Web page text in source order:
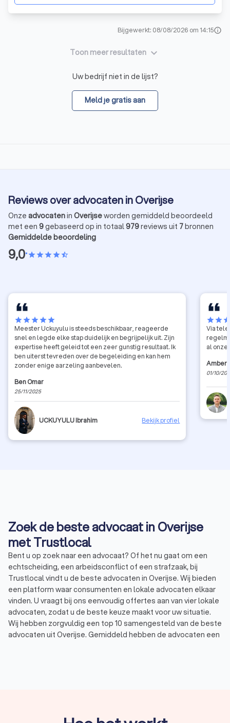
Bijgewerkt: 08/08/2026 om 14:15info
Toon meer resultaten keyboard_arrow_down
Uw bedrijf niet in de lijst?
Meld je gratis aan
Reviews over advocaten in Overijse
Onze advocatenin Overijseworden gemiddeld beoordeeld
met een 9gebaseerd op in totaal979reviews uit 7bronnen
Gemiddelde beoordeling
9,0•starstarstarstarstar_half
starstarstarstarstar
Meester Uckuyulu is steeds beschikbaar, reageerde
snel en legde elke stap duidelijk en begrijpelijk uit. Zijn
expertise heeft geleid tot een zeer gunstig resultaat. Ik
ben uiterst tevreden over de begeleiding en kan hem
zonder enige aarzeling aanbevelen.
Ben Omar
25/11/2025
UCKUYULU Ibrahim Bekijk profiel
starstar
Via
al
Amber
01/10/
Zoek de beste advocaat in Overijse
met Trustlocal
Bent u op zoek naar een advocaat? Of het nu gaat om een
echtscheiding, een arbeidsconflict of een strafzaak, bij
Trustlocal vindt u de beste advocaten in Overijse. Wij bieden
een platform waar consumenten en lokale advocaten elkaar
vinden. U vraagt bij ons eenvoudig offertes aan van vier lokale
advocaten, zodat u de beste keuze maakt voor uw situatie.
Wij hebben zorgvuldig een top 10 samengesteld van de beste
advocaten uit Overijse. Gemiddeld hebben de advocaten een
Een advocaat is een juridisch specialist die u bijstaat in allerlei